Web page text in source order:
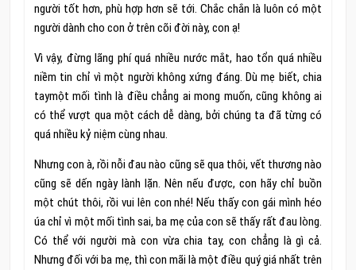
người tốt hơn, phù hợp hơn sẽ tới. Chắc chắn là luôn có một
người dành cho con ở trên cõi đời này, con ạ!
Vì vậy, đừng lãng phí quá nhiều nước mắt, hao tổn quá nhiều
niềm tin chỉ vì một người không xứng đáng. Dù mẹ biết, chia
taymột mối tình là điều chẳng ai mong muốn, cũng không ai
có thể vượt qua một cách dễ dàng, bởi chúng ta đã từng có
quá nhiều kỷ niệm cùng nhau.
Nhưng con à, rồi nỗi đau nào cũng sẽ qua thôi, vết thương nào
cũng sẽ dến ngày lành lặn. Nên nếu được, con hãy chỉ buồn
một chút thôi, rồi vui lên con nhé! Nếu thấy con gái mình héo
úa chỉ vì một mối tình sai, ba mẹ của con sẽ thấy rất đau lòng.
Có thể với người mà con vừa chia tay, con chẳng là gì cả.
Nhưng đối với ba mẹ, thì con mãi là một điều quý giá nhất trên